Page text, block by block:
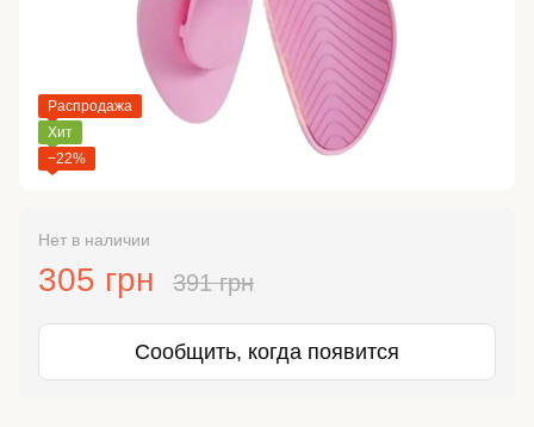
Распродажа
Хит
−22%
Нет в наличии
305 грн 391 грн
Сообщить, когда появится